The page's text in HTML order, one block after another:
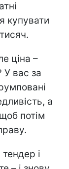
купувати
ціна –
У вас за
а
потім
і